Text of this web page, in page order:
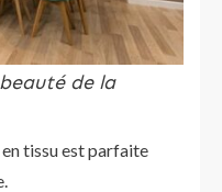
de la
tissu est parfaite